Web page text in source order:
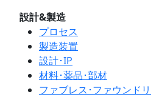
設計&製造
プロセス
製造装置
設計･IP
材料･薬品･部材
ファブレス･ファウンドリ